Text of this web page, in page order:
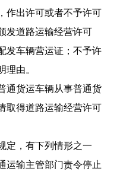
作出许可或者不予许可
发道路运输经营许可
发车辆营运证；不予许
理由。
货运车辆从事普通货
取得道路运输经营许可
，有下列情形之一
运输主管部门责令停止